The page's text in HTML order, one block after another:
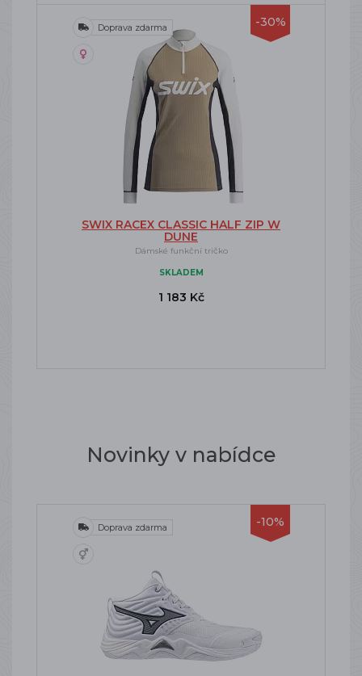
-30%
Doprava zdarma
SWIX RACEX CLASSIC HALF ZIP W
DUNE
Dámské funkční tričko
SKLADEM
1 183 Kč
Novinky v nabídce
-10%
Doprava zdarma